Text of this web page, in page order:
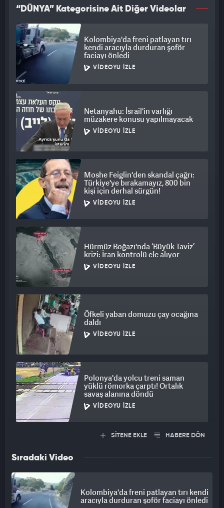
“DÜNYA” Kategorisine Ait Diğer Videolar
Kolombiya'da freni patlayan tırı
kendi aracıyla durduran şoför
faciayı önledi
VIDEOYU İZLE
Netanyahu: İsrail'in varlığı
müzakere konusu yapılmayacak
VIDEOYU İZLE
Moshe Feiglin'den skandal çağrı:
Türkiye'ye bırakamayız, 800 bin
kişi için derhal sürgün!
VIDEOYU İZLE
Hürmüz Boğazı'nda ‘Büyük Taviz’
krizi: İran kontrolü ele alıyor
VIDEOYU İZLE
Öfkeli yaban domuzu çay ocağına
daldı
VIDEOYU İZLE
Polonya'da yolcu treni saman
yüklü römorka çarptı! Ortalık
savaş alanına döndü
VIDEOYU İZLE
SİTENE EKLE HABERE DÖN
Sıradaki Video
Kolombiya'da freni patlayan tırı kendi
aracıyla durduran şoför faciayı önledi